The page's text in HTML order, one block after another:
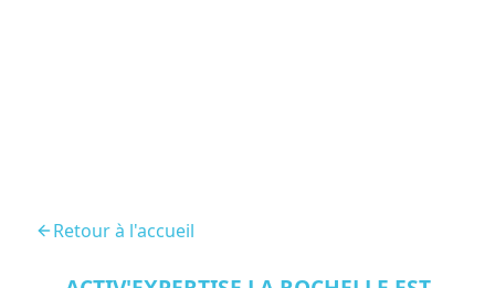
Retour à l'accueil